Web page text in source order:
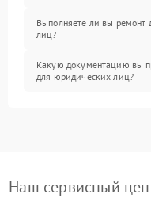
Выполняете ли вы ремонт
лиц?
Какую документацию вы
для юридических лиц?
Наш сервисный